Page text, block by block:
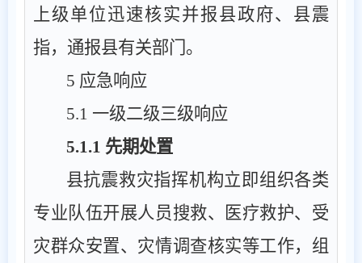
上级单位迅速核实并报县政府、县震
指，通报县有关部门。
5 应急响应
5.1 一级二级三级响应
5.1.1 先期处置
县抗震救灾指挥机构立即组织各类
专业队伍开展人员搜救、医疗救护、受
灾群众安置、灾情调查核实等工作，组